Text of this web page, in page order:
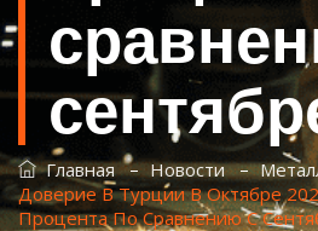
Главная–Новости–
Доверие В Турции В Октябре
Процента По Сравнению С